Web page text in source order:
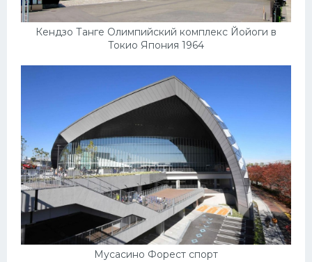
Кендзо Танге Олимпийский комплекс Йойоги в
Токио Япония 1964
Мусасино Форест спорт